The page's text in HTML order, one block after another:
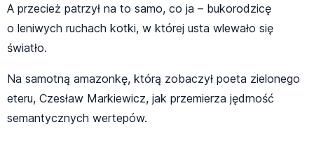
A przecież patrzył na to samo, co ja – bukorodzicę
o leniwych ruchach kotki, w której usta wlewało się
światło.
Na samotną amazonkę, którą zobaczył poeta zielonego
eteru, Czesław Markiewicz, jak przemierza jędrność
semantycznych wertepów.